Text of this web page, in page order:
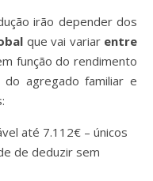
irão depender dos
que vai variar entre
função do rendimento
agregado familiar e
até 7.112€ – únicos
de deduzir sem